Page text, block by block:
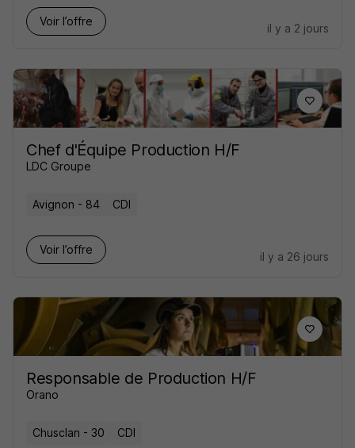
Voir l’offre
il y a 2 jours
Chef d'Équipe Production H/F
LDC Groupe
Avignon - 84 CDI
Voir l’offre
il y a 26 jours
Responsable de Production H/F
Orano
Chusclan - 30 CDI